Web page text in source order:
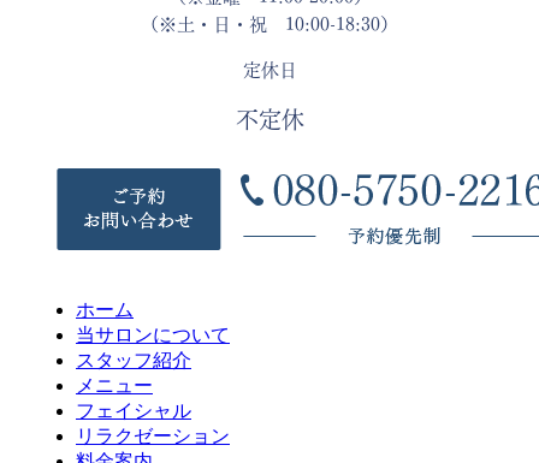
（※土・日・祝 10:00-18:30）
定休日
不定休
ホーム
当サロンについて
スタッフ紹介
メニュー
フェイシャル
リラクゼーション